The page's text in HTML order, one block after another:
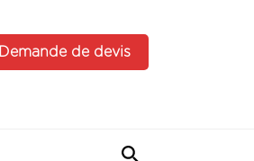
Demande de devis